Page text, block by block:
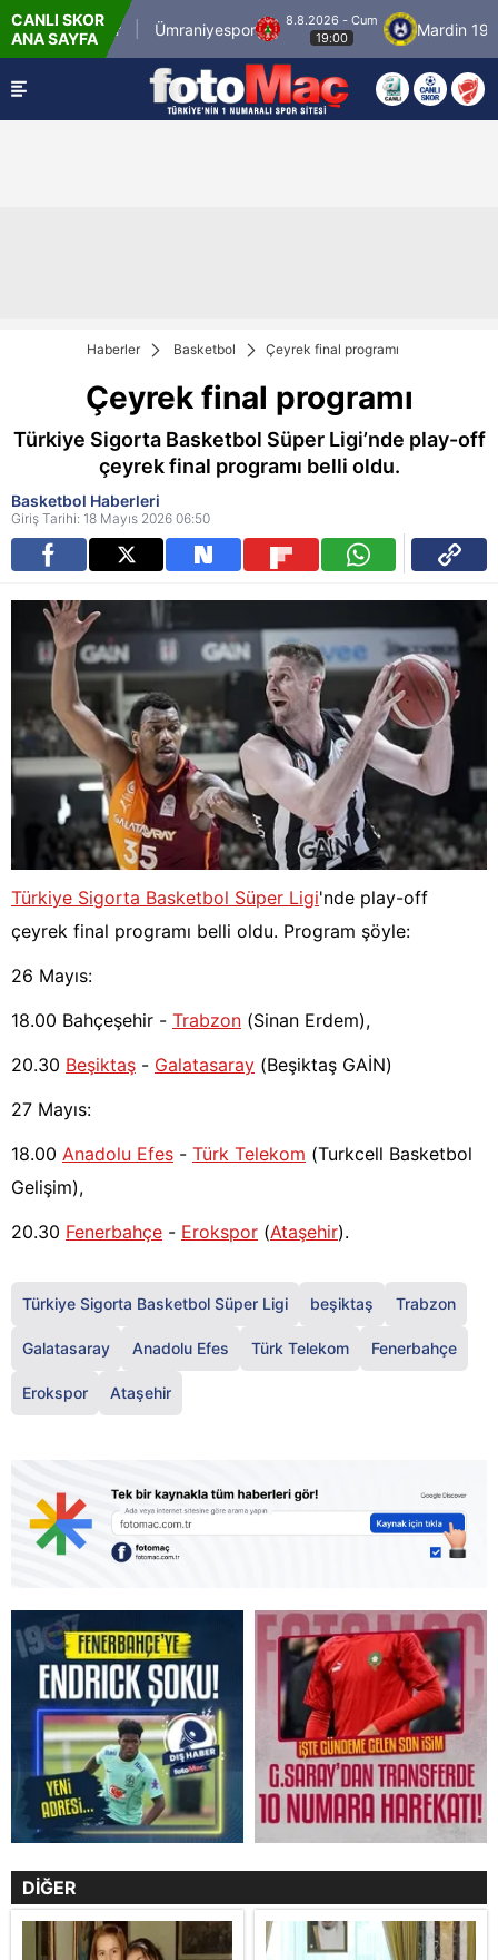
CANLI SKOR
ANA SAYFA
İstanbulspor Ümraniyespor
8.8.2026 - Cum
19:00
Mardin 1969
Haberler Basketbol Çeyrek final programı
Çeyrek final programı
Türkiye Sigorta Basketbol Süper Ligi’nde play-off
çeyrek final programı belli oldu.
Basketbol Haberleri
Giriş Tarihi: 18 Mayıs 2026 06:50
Türkiye Sigorta Basketbol Süper Ligi'nde play-off
çeyrek final programı belli oldu. Program şöyle:
26 Mayıs:
18.00 Bahçeşehir - Trabzon (Sinan Erdem),
20.30 Beşiktaş - Galatasaray (Beşiktaş GAİN)
27 Mayıs:
18.00 Anadolu Efes - Türk Telekom (Turkcell Basketbol
Gelişim),
20.30 Fenerbahçe - Erokspor (Ataşehir).
Türkiye Sigorta Basketbol Süper Ligi beşiktaş Trabzon
Galatasaray Anadolu Efes Türk Telekom Fenerbahçe
Erokspor Ataşehir
DİĞER